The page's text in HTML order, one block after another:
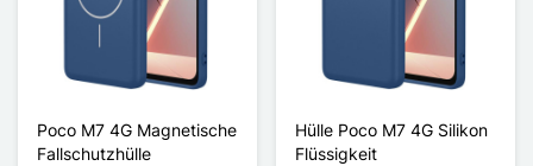
Poco M7 4G Magnetische
Fallschutzhülle
Hülle Poco M7 4G Silikon
Flüssigkeit